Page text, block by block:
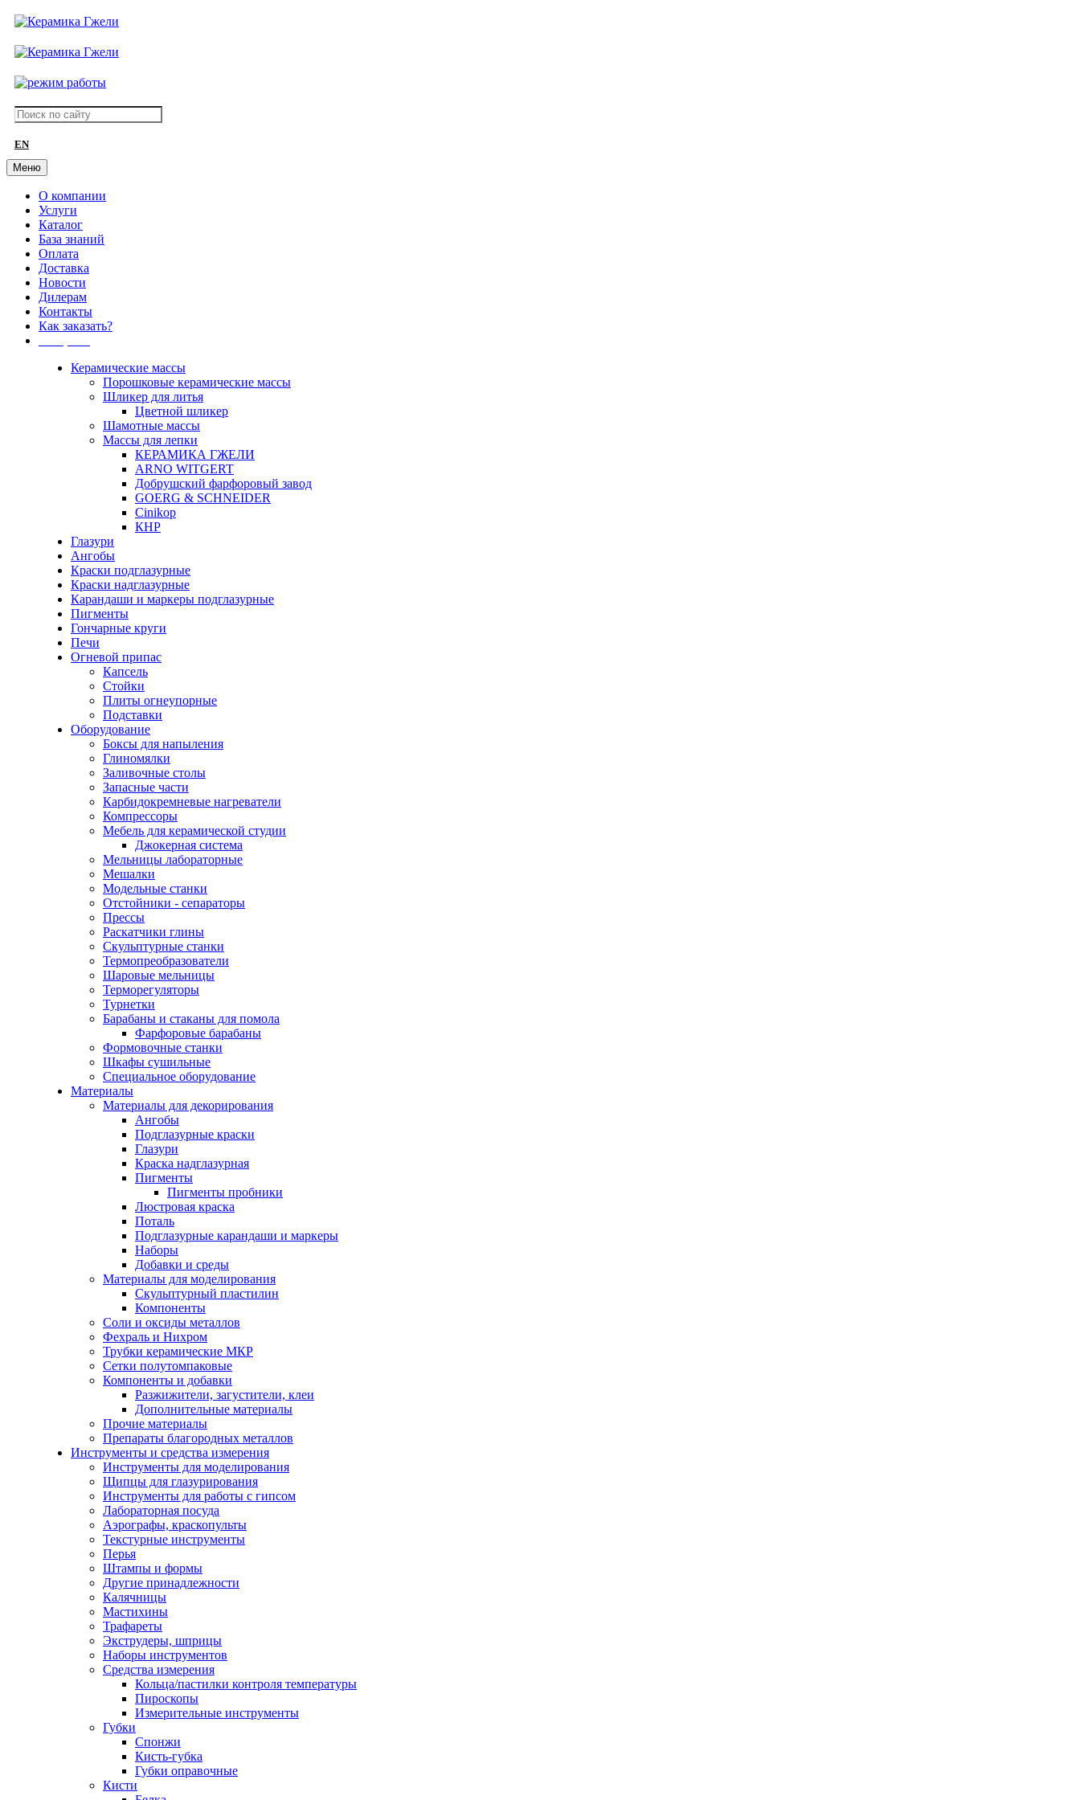
EN
Меню
О компании
Услуги
Каталог
База знаний
Оплата
Доставка
Новости
Дилерам
Контакты
Как заказать?
Керамические массы
Порошковые керамические массы
Шликер для литья
Цветной шликер
Шамотные массы
Массы для лепки
КЕРАМИКА ГЖЕЛИ
ARNO WITGERT
Добрушский фарфоровый завод
GOERG & SCHNEIDER
Cinikop
КНР
Глазури
Ангобы
Краски подглазурные
Краски надглазурные
Карандаши и маркеры подглазурные
Пигменты
Гончарные круги
Печи
Огневой припас
Капсель
Стойки
Плиты огнеупорные
Подставки
Оборудование
Боксы для напыления
Глиномялки
Заливочные столы
Запасные части
Карбидокремневые нагреватели
Компрессоры
Мебель для керамической студии
Джокерная система
Мельницы лабораторные
Мешалки
Модельные станки
Отстойники - сепараторы
Прессы
Раскатчики глины
Скульптурные станки
Термопреобразователи
Шаровые мельницы
Терморегуляторы
Турнетки
Барабаны и стаканы для помола
Фарфоровые барабаны
Формовочные станки
Шкафы сушильные
Специальное оборудование
Материалы
Материалы для декорирования
Ангобы
Подглазурные краски
Глазури
Краска надглазурная
Пигменты
Пигменты пробники
Люстровая краска
Поталь
Подглазурные карандаши и маркеры
Наборы
Добавки и среды
Материалы для моделирования
Скульптурный пластилин
Компоненты
Соли и оксиды металлов
Фехраль и Нихром
Трубки керамические МКР
Сетки полутомпаковые
Компоненты и добавки
Разжижители, загустители, клеи
Дополнительные материалы
Прочие материалы
Препараты благородных металлов
Инструменты и средства измерения
Инструменты для моделирования
Щипцы для глазурирования
Инструменты для работы с гипсом
Лабораторная посуда
Аэрографы, краскопульты
Текстурные инструменты
Перья
Штампы и формы
Другие принадлежности
Калячницы
Мастихины
Трафареты
Экструдеры, шприцы
Наборы инструментов
Средства измерения
Кольца/пастилки контроля температуры
Пироскопы
Измерительные инструменты
Губки
Спонжи
Кисть-губка
Губки оправочные
Кисти